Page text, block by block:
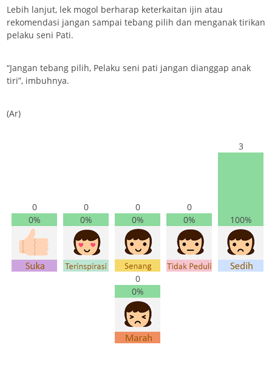
Lebih lanjut, lek mogol berharap keterkaitan ijin atau
rekomendasi jangan sampai tebang pilih dan menganak tirikan
pelaku seni Pati.
“Jangan tebang pilih, Pelaku seni pati jangan dianggap anak
tiri”, imbuhnya.
(Ar)
0
0%
0
0%
0
0%
0
0%
3
100%
0
0%